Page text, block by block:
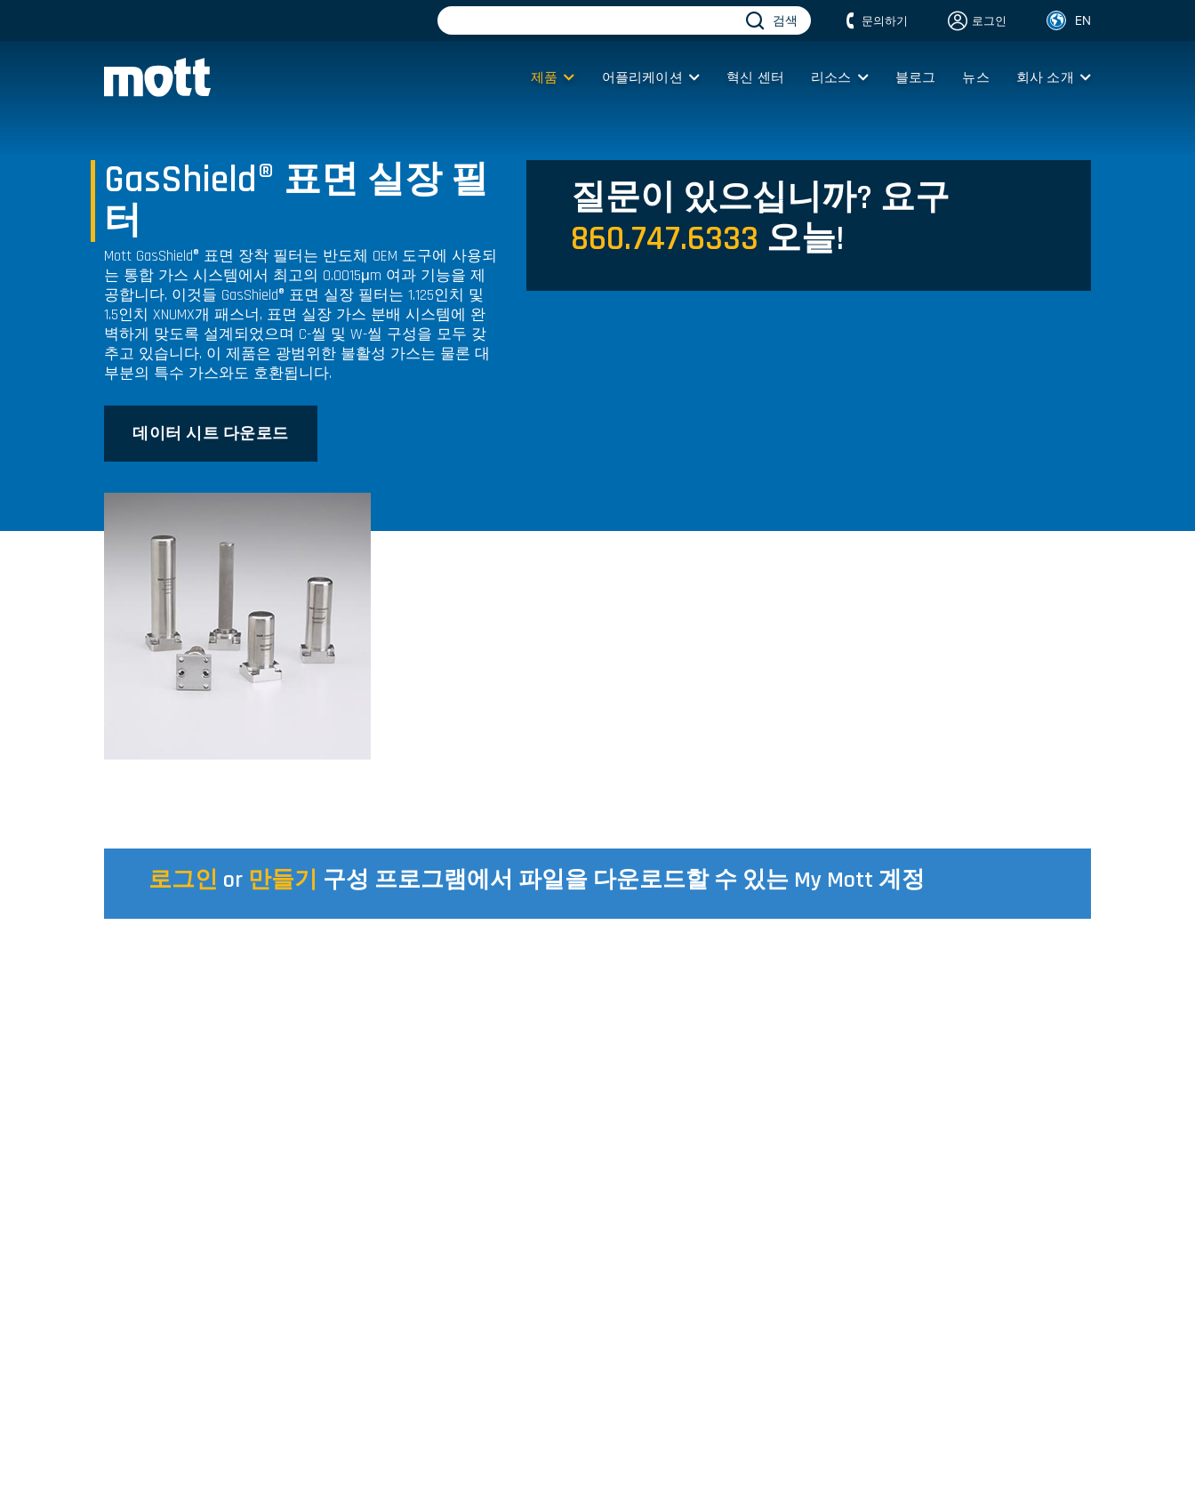
검색 문의하기 로그인 EN
제품 어플리케이션 혁신 센터 리소스 블로그 ​뉴스 회사 소개
GasShield® 표면 실장 필
터
Mott GasShield® 표면 장착 필터는 반도체 OEM 도구에 사용되
는 통합 가스 시스템에서 최고의 0.0015μm 여과 기능을 제
공합니다. 이것들 GasShield® 표면 실장 필터는 1.125인치 및
1.5인치 XNUMX개 패스너, 표면 실장 가스 분배 시스템에 완
벽하게 맞도록 설계되었으며 C-씰 및 W-씰 구성을 모두 갖
추고 있습니다. 이 제품은 광범위한 불활성 가스는 물론 대
부분의 특수 가스와도 호환됩니다.
데이터 시트 다운로드
질문이 있으십니까? 요구
860.747.6333 오늘!
로그인 or 만들기 구성 프로그램에서 파일을 다운로드할 수 있는 My Mott 계정